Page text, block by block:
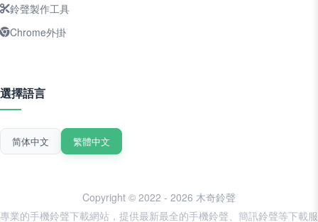
鈴聲製作工具
Chrome外掛
選擇語言
简体中文 繁體中文
Copyright © 2022 - 2026 木奇鈴聲
專業的手機鈴聲下載網站，提供最新最全的手機鈴聲、簡訊鈴聲等下載服